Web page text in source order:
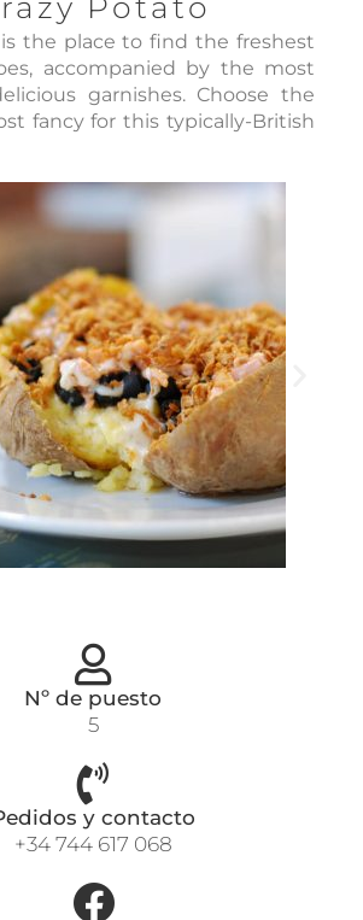
Potato
is the place to find the freshest
accompanied by the most
garnishes. Choose the
fancy for this typically-British
Nº de puesto
5
y contacto
+34 744 617 068